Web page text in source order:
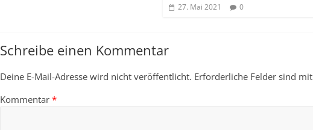
27. Mai 2021 0
Schreibe einen Kommentar
Deine E-Mail-Adresse wird nicht veröffentlicht. Erforderliche Felder sind mit
Kommentar *